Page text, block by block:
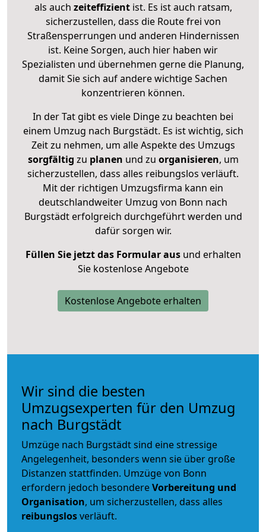
als auch zeiteffizientist. Es ist auch ratsam,
sicherzustellen, dass die Route frei von
Straßensperrungen und anderen Hindernissen
ist. Keine Sorgen, auch hier haben wir
Spezialisten und übernehmen gerne die Planung,
damit Sie sich auf andere wichtige Sachen
konzentrieren können.
In der Tat gibt es viele Dinge zu beachten bei
einem Umzug nach Burgstädt. Es ist wichtig, sich
Zeit zu nehmen, um alle Aspekte des Umzugs
sorgfältig zu planen und zu organisieren, um
sicherzustellen, dass alles reibungslos verläuft.
Mit der richtigen Umzugsfirma kann ein
deutschlandweiter Umzug von Bonn nach
Burgstädt erfolgreich durchgeführt werden und
dafür sorgen wir.
Füllen Sie jetzt das Formular ausund erhalten
Sie kostenlose Angebote
Kostenlose Angebote erhalten
Wir sind die besten
Umzugsexperten für den Umzug
nach Burgstädt
Umzüge nach Burgstädt sind eine stressige
Angelegenheit, besonders wenn sie über große
Distanzen stattfinden. Umzüge von Bonn
erfordern jedoch besondereVorbereitung und
Organisation, um sicherzustellen, dass alles
reibungslosverläuft.